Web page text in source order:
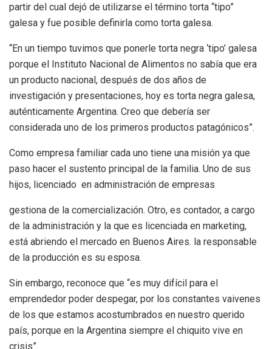
partir del cual dejó de utilizarse el término torta “tipo”
galesa y fue posible definirla como torta galesa.
“En un tiempo tuvimos que ponerle torta negra ‘tipo’ galesa
porque el Instituto Nacional de Alimentos no sabía que era
un producto nacional, después de dos años de
investigación y presentaciones, hoy es torta negra galesa,
auténticamente Argentina. Creo que debería ser
considerada uno de los primeros productos patagónicos”.
Como empresa familiar cada uno tiene una misión ya que
paso hacer el sustento principal de la familia. Uno de sus
hijos, licenciado en administración de empresas
gestiona de la comercialización. Otro, es contador, a cargo
de la administración y la que es licenciada en marketing,
está abriendo el mercado en Buenos Aires. la responsable
de la producción es su esposa.
Sin embargo, reconoce que “es muy difícil para el
emprendedor poder despegar, por los constantes vaivenes
de los que estamos acostumbrados en nuestro querido
país, porque en la Argentina siempre el chiquito vive en
crisis”.